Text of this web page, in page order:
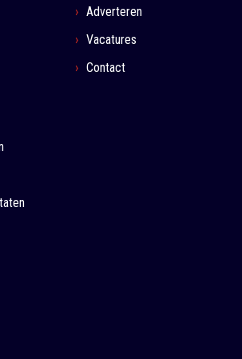
Adverteren
Vacatures
Contact